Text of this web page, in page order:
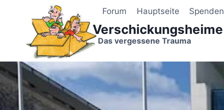
Forum Hauptseite Spenden
Verschickungsheime
Das vergessene Trauma